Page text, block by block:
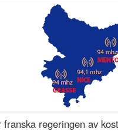
regeringen av